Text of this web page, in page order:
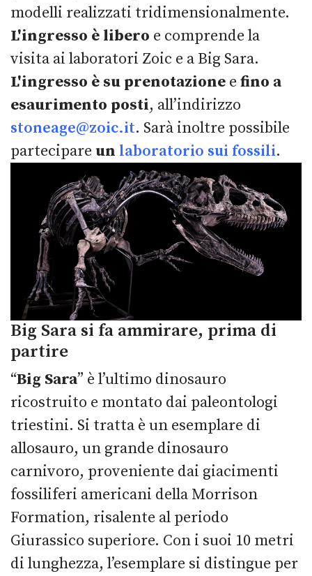
modelli realizzati tridimensionalmente.
L'ingresso è libero e comprende la
visita ai laboratori Zoic e a Big Sara.
L'ingresso è su prenotazione e fino a
esaurimento posti, all’indirizzo
stoneage@zoic.it. Sarà inoltre possibile
partecipare un laboratorio sui fossili.
Big Sara si fa ammirare, prima di
partire
“Big Sara” è l’ultimo dinosauro
ricostruito e montato dai paleontologi
triestini. Si tratta è un esemplare di
allosauro, un grande dinosauro
carnivoro, proveniente dai giacimenti
fossiliferi americani della Morrison
Formation, risalente al periodo
Giurassico superiore. Con i suoi 10 metri
di lunghezza, l’esemplare si distingue per